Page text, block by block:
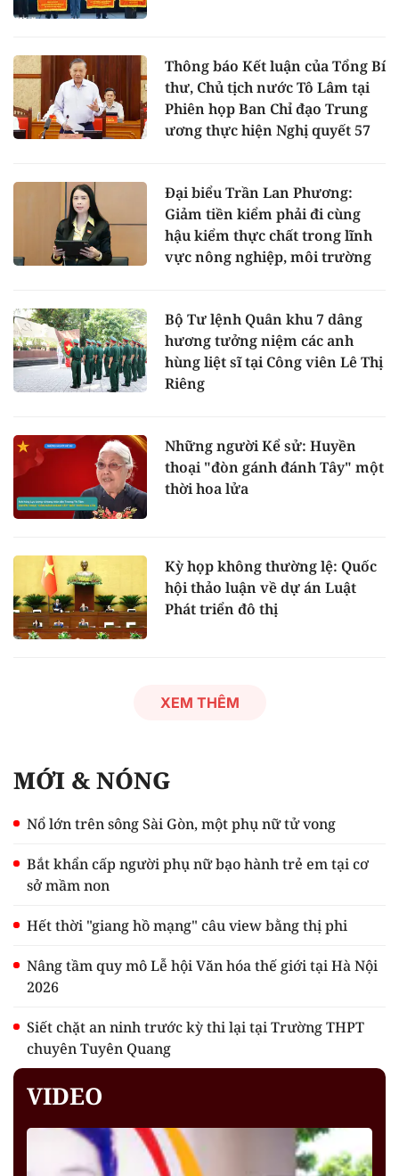
Thông báo Kết luận của Tổng Bí
thư, Chủ tịch nước Tô Lâm tại
Phiên họp Ban Chỉ đạo Trung
ương thực hiện Nghị quyết 57
Đại biểu Trần Lan Phương:
Giảm tiền kiểm phải đi cùng
hậu kiểm thực chất trong lĩnh
vực nông nghiệp, môi trường
Bộ Tư lệnh Quân khu 7 dâng
hương tưởng niệm các anh
hùng liệt sĩ tại Công viên Lê Thị
Riêng
Những người Kể sử: Huyền
thoại "đòn gánh đánh Tây" một
thời hoa lửa
Kỳ họp không thường lệ: Quốc
hội thảo luận về dự án Luật
Phát triển đô thị
XEM THÊM
MỚI & NÓNG
Nổ lớn trên sông Sài Gòn, một phụ nữ tử vong
Bắt khẩn cấp người phụ nữ bạo hành trẻ em tại cơ
sở mầm non
Hết thời "giang hồ mạng" câu view bằng thị phi
Nâng tầm quy mô Lễ hội Văn hóa thế giới tại Hà Nội
2026
Siết chặt an ninh trước kỳ thi lại tại Trường THPT
chuyên Tuyên Quang
VIDEO